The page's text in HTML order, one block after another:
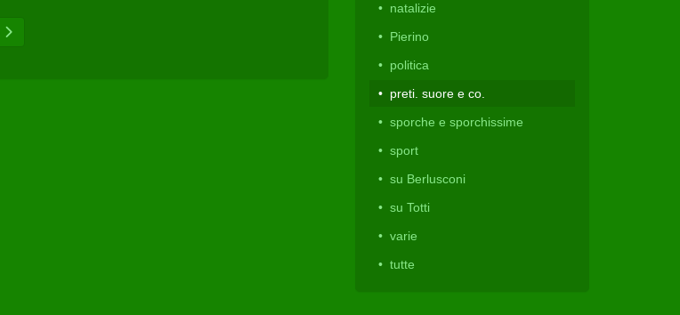
natalizie
Pierino
politica
preti. suore e co.
sporche e sporchissime
sport
su Berlusconi
su Totti
varie
tutte